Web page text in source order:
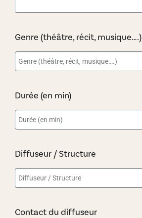
Genre (théâtre, récit, musique….)
Durée (en min)
Diffuseur / Structure
Contact du diffuseur